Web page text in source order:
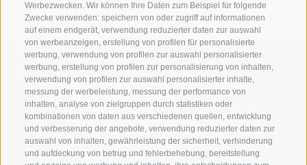
Werbezwecken. Wir können Ihre Daten zum Beispiel für folgende
Zwecke verwenden: speichern von oder zugriff auf informationen
auf einem endgerät, verwendung reduzierter daten zur auswahl
von werbeanzeigen, erstellung von profilen für personalisierte
werbung, verwendung von profilen zur auswahl personalisierter
werbung, erstellung von profilen zur personalisierung von inhalten,
verwendung von profilen zur auswahl personalisierter inhalte,
messung der werbeleistung, messung der performance von
inhalten, analyse von zielgruppen durch statistiken oder
kombinationen von daten aus verschiedenen quellen, entwicklung
und verbesserung der angebote, verwendung reduzierter daten zur
auswahl von inhalten, gewährleistung der sicherheit, verhinderung
und aufdeckung von betrug und fehlerbehebung, bereitstellung